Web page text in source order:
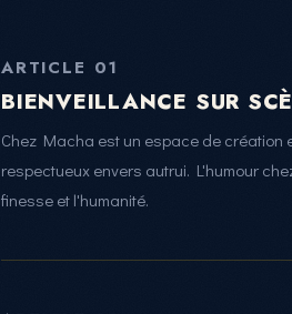
ARTICLE 01
BIENVEILLANCE SUR
Chez Macha est un espace de création
respectueux envers autrui. L'humour
finesse et l'humanité.